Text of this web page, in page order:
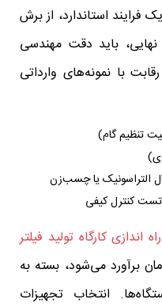
استاندارد، از برش
باید دقت مهندسی
با نمونه‌های وارداتی
تنظیم گام)
یا چسب‌زن
تست کنترل کیفی
اندازی کارگاه تولید فیلتر
میلیون تومان برآورد می‌شود، بسته به
انتخاب تجهیزات